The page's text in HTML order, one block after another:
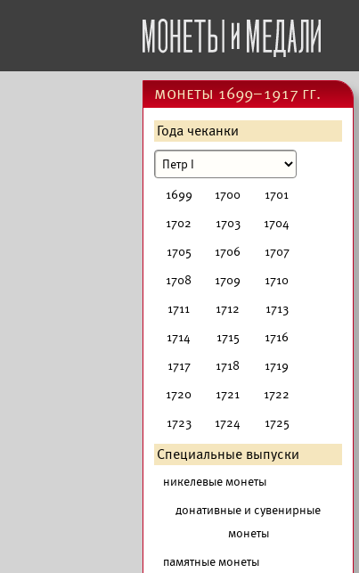
монеты 1699–1917 гг.
Года чеканки
1699 1700
1701
1702
1703
1704
1705
1706
1707
1708
1709
1710
1711
1712
1713
1714
1715
1716
1717
1718
1719
1720
1721
1722
1723
1724 1725
Специальные выпуски
никелевые монеты
донативные и сувенирные
монеты
памятные монеты